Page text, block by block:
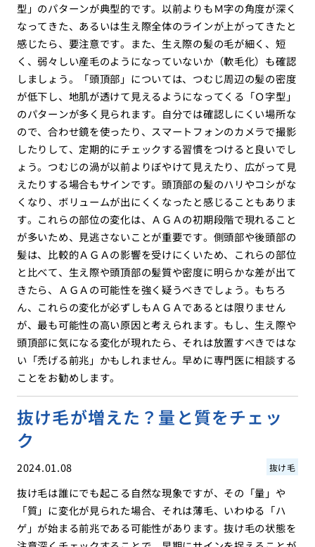
型」のパターンが典型的です。以前よりもＭ字の角度が深く
なってきた、あるいは生え際全体のラインが上がってきたと
感じたら、要注意です。また、生え際の髪の毛が細く、短
く、弱々しい産毛のようになっていないか（軟毛化）も確認
しましょう。「頭頂部」については、つむじ周辺の髪の密度
が低下し、地肌が透けて見えるようになってくる「Ｏ字型」
のパターンが多く見られます。自分では確認しにくい場所な
ので、合わせ鏡を使ったり、スマートフォンのカメラで撮影
したりして、定期的にチェックする習慣をつけると良いでし
ょう。つむじの渦が以前よりぼやけて見えたり、広がって見
えたりする場合もサインです。頭頂部の髪のハリやコシがな
くなり、ボリュームが出にくくなったと感じることもありま
す。これらの部位の変化は、ＡＧＡの初期段階で現れること
が多いため、見逃さないことが重要です。側頭部や後頭部の
髪は、比較的ＡＧＡの影響を受けにくいため、これらの部位
と比べて、生え際や頭頂部の髪質や密度に明らかな差が出て
きたら、ＡＧＡの可能性を強く疑うべきでしょう。もちろ
ん、これらの変化が必ずしもＡＧＡであるとは限りません
が、最も可能性の高い原因と考えられます。もし、生え際や
頭頂部に気になる変化が現れたら、それは放置すべきではな
い「禿げる前兆」かもしれません。早めに専門医に相談する
ことをお勧めします。
抜け毛が増えた？量と質をチェッ
ク
2024.01.08 抜け毛
抜け毛は誰にでも起こる自然な現象ですが、その「量」や
「質」に変化が見られた場合、それは薄毛、いわゆる「ハ
ゲ」が始まる前兆である可能性があります。抜け毛の状態を